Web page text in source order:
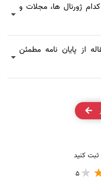
کدام ژورنال ها، مجلات و
از پایان نامه مطمئن
کنید
5